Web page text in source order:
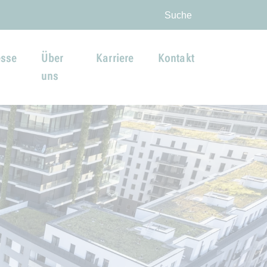
Suche
Über
uns
Karriere Kontakt